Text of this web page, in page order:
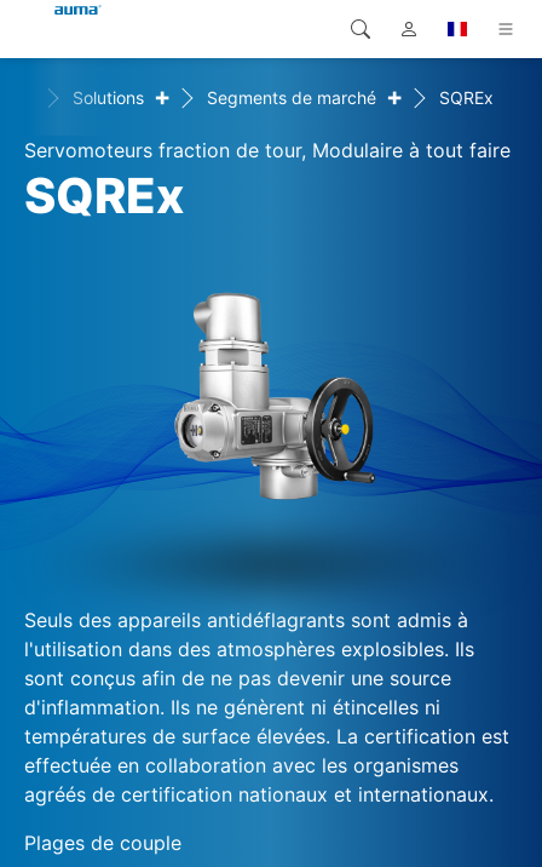
Produits
Solutions
Global
Europe
Amérique du Nord
Recherche
Solutions + Segments de marché + SQREx
Servomoteurs fraction de tour, Modulaire à tout faire
SQREx
Seuls des appareils antidéflagrants sont admis à
l'utilisation dans des atmosphères explosibles. Ils
sont conçus afin de ne pas devenir une source
d'inflammation. Ils ne génèrent ni étincelles ni
températures de surface élevées. La certification est
effectuée en collaboration avec les organismes
agréés de certification nationaux et internationaux.
Plages de couple